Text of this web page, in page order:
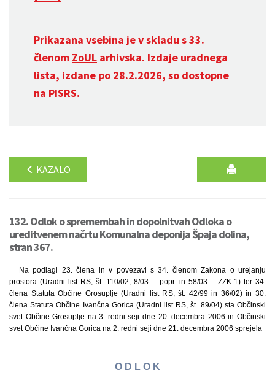
Prikazana vsebina je v skladu s 33.
členom ZoUL arhivska. Izdaje uradnega
lista, izdane po 28.2.2026, so dostopne
na PISRS.
KAZALO
132. Odlok o spremembah in dopolnitvah Odloka o
ureditvenem načrtu Komunalna deponija Špaja dolina,
stran 367.
Na podlagi 23. člena in v povezavi s 34. členom Zakona o urejanju
prostora (Uradni list RS, št. 110/02, 8/03 – popr. in 58/03 – ZZK-1) ter 34.
člena Statuta Občine Grosuplje (Uradni list RS, št. 42/99 in 36/02) in 30.
člena Statuta Občine Ivančna Gorica (Uradni list RS, št. 89/04) sta Občinski
svet Občine Grosuplje na 3. redni seji dne 20. decembra 2006 in Občinski
svet Občine Ivančna Gorica na 2. redni seji dne 21. decembra 2006 sprejela
O D L O K